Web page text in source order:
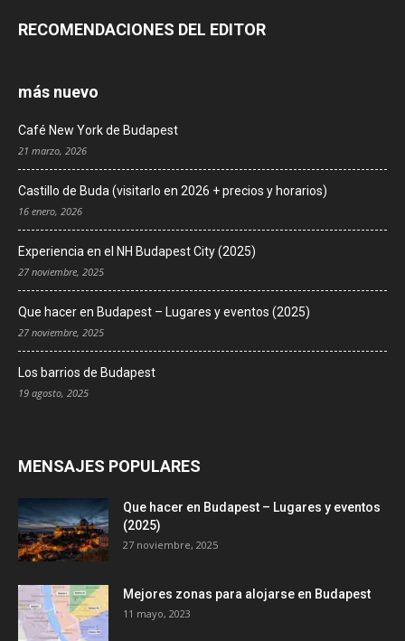
RECOMENDACIONES DEL EDITOR
más nuevo
Café New York de Budapest
21 marzo, 2026
Castillo de Buda (visitarlo en 2026 + precios y horarios)
16 enero, 2026
Experiencia en el NH Budapest City (2025)
27 noviembre, 2025
Que hacer en Budapest – Lugares y eventos (2025)
27 noviembre, 2025
Los barrios de Budapest
19 agosto, 2025
MENSAJES POPULARES
Que hacer en Budapest – Lugares y eventos
(2025)
27 noviembre, 2025
Mejores zonas para alojarse en Budapest
11 mayo, 2023